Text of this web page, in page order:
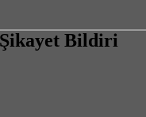
Bildiri